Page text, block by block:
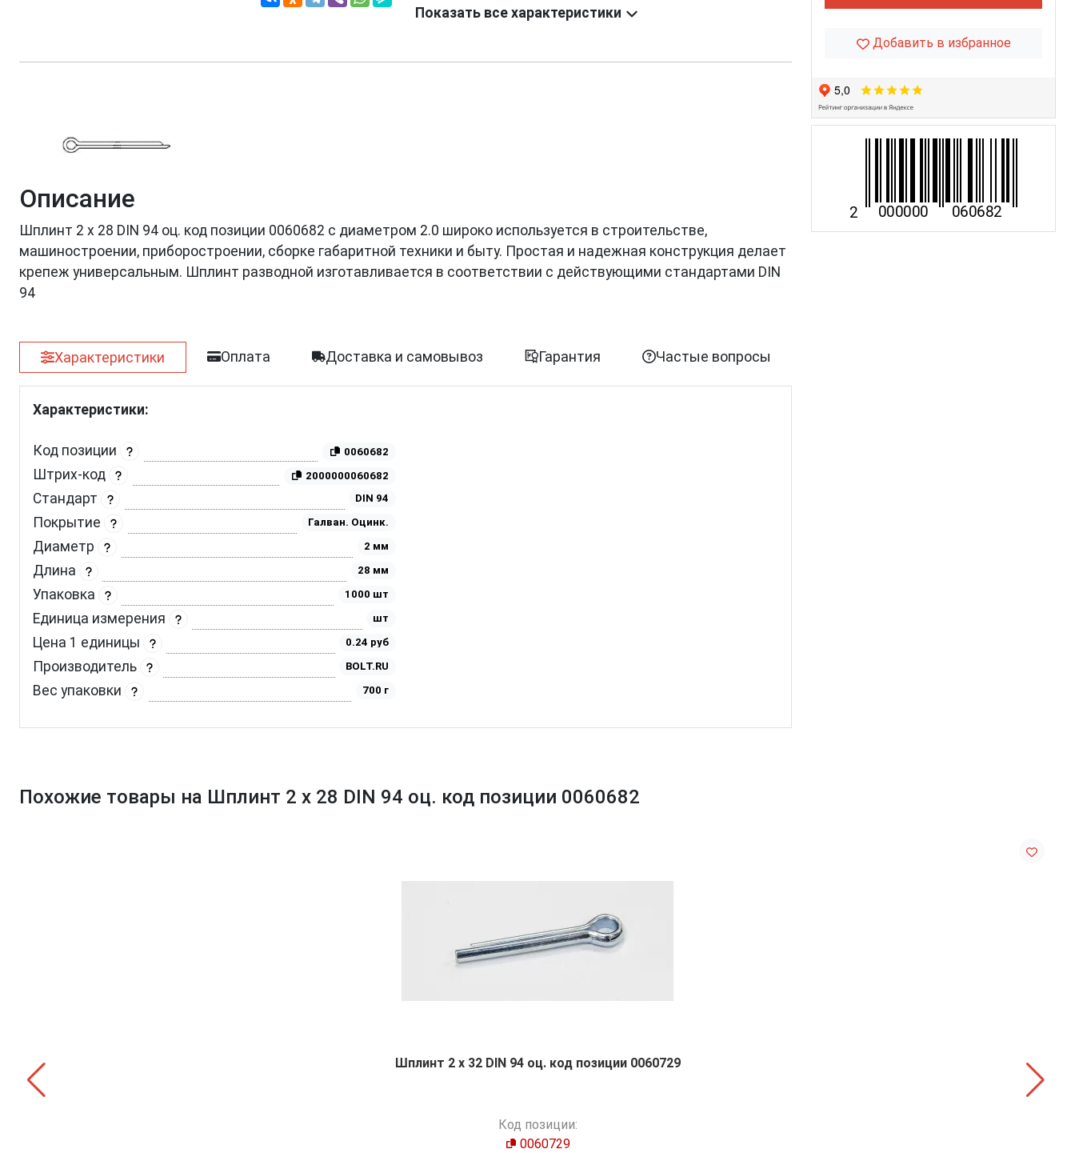
Показать все характеристики
Описание
Шплинт 2 х 28 DIN 94 оц. код позиции 0060682 с диаметром 2.0 широко используется в строительстве,
машиностроении, приборостроении, сборке габаритной техники и быту. Простая и надежная конструкция делает
крепеж универсальным. Шплинт разводной изготавливается в соответствии с действующими стандартами DIN
94
Характеристики Оплата Доставка и самовывоз Гарантия Частые вопросы
Характеристики:
Код позиции 0060682
Штрих-код 2000000060682
Стандарт DIN 94
Покрытие Галван. Оцинк.
Диаметр 2 мм
Длина 28 мм
Упаковка 1000 шт
Единица измерения шт
Цена 1 единицы 0.24 руб
Производитель BOLT.RU
Вес упаковки 700 г
Добавить в избранное
Похожие товары на Шплинт 2 х 28 DIN 94 оц. код позиции 0060682
Шплинт 2 х 32 DIN 94 оц. код позиции 0060729
Код позиции:
0060729